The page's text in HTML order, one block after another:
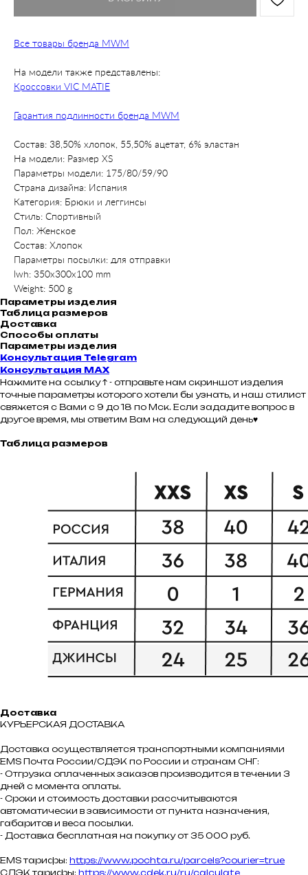
Все товары бренда MWM
На модели также представлены:
Кроссовки VIC MATIE
Гарантия подлинности бренда MWM
Состав: 38,50% хлопок, 55,50% ацетат, 6% эластан
На модели: Размер XS
Параметры модели: 175/80/59/90
Страна дизайна: Испания
Категория: Брюки и леггинсы
Стиль: Спортивный
Пол: Женское
Состав: Хлопок
Параметры посылки: для отправки
lwh: 350x300x100 mm
Weight: 500 g
Параметры изделия
Таблица размеров
Доставка
Способы оплаты
Параметры изделия
Консультация Telegram
Консультация MAX
Нажмите на ссылку ↑ - отправьте нам скриншот изделия
точные параметры которого хотели бы узнать, и наш стилист
свяжется с Вами с 9 до 18 по Мск. Если зададите вопрос в
другое время, мы ответим Вам на следующий день♥
Таблица размеров
Доставка
КУРЬЕРСКАЯ ДОСТАВКА
Доставка осуществляется транспортными компаниями
ЕMS Почта России/СДЭК по России и странам СНГ:
- Отгрузка оплаченных заказов производится в течении 3
дней с момента оплаты.
- Сроки и стоимость доставки рассчитываются
автоматически в зависимости от пункта назначения,
габаритов и веса посылки.
- Доставка бесплатная на покупку от 35 000 руб.
EMS тарифы: https://www.pochta.ru/parcels?courier=true
СДЭК тарифы: https://www.cdek.ru/ru/calculate